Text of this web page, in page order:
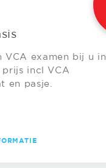
VCA examen bij u in
prijs incl VCA
en pasje.